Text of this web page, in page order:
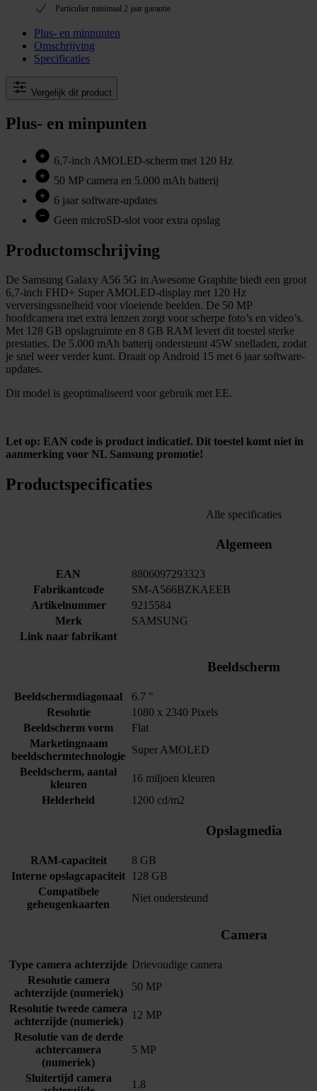
Particulier minimaal 2 jaar garantie
Plus- en minpunten
Omschrijving
Specificaties
Vergelijk dit product
Plus- en minpunten
6,7-inch AMOLED-scherm met 120 Hz
50 MP camera en 5.000 mAh batterij
6 jaar software-updates
Geen microSD-slot voor extra opslag
Productomschrijving
De Samsung Galaxy A56 5G in Awesome Graphite biedt een groot
6,7-inch FHD+ Super AMOLED-display met 120 Hz
verversingssnelheid voor vloeiende beelden. De 50 MP
hoofdcamera met extra lenzen zorgt voor scherpe foto’s en video’s.
Met 128 GB opslagruimte en 8 GB RAM levert dit toestel sterke
prestaties. De 5.000 mAh batterij ondersteunt 45W snelladen, zodat
je snel weer verder kunt. Draait op Android 15 met 6 jaar software-
updates.
Dit model is geoptimaliseerd voor gebruik met EE.
Let op: EAN code is product indicatief. Dit toestel komt niet in
aanmerking voor NL Samsung promotie!
Productspecificaties
Alle specificaties
Algemeen
EAN
8806097293323
Fabrikantcode
SM-A566BZKAEEB
Artikelnummer
9215584
Merk
SAMSUNG
Link naar fabrikant
Beeldscherm
Beeldschermdiagonaal
6.7 "
Resolutie
1080 x 2340 Pixels
Beeldscherm vorm
Flat
Marketingnaam
beeldschermtechnologie
Super AMOLED
Beeldscherm, aantal
kleuren
16 miljoen kleuren
Helderheid
1200 cd/m2
Opslagmedia
RAM-capaciteit
8 GB
Interne opslagcapaciteit
128 GB
Compatibele
geheugenkaarten
Niet ondersteund
Camera
Type camera achterzijde Drievoudige camera
Resolutie camera
achterzijde (numeriek)
50 MP
Resolutie tweede camera
achterzijde (numeriek)
12 MP
Resolutie van de derde
achtercamera
(numeriek)
5 MP
Sluitertijd camera
1.8